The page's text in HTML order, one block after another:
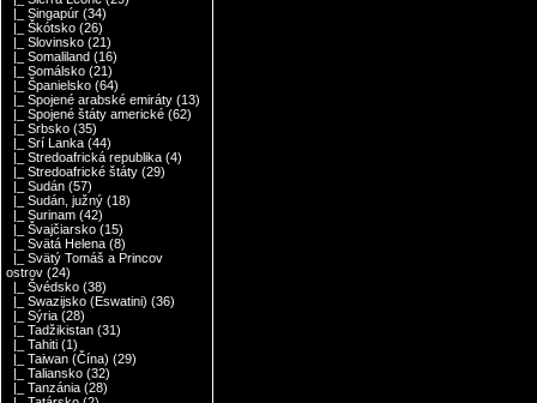
|_ Singapúr (34)
|_ Škótsko (26)
|_ Slovinsko (21)
|_ Somaliland (16)
|_ Somálsko (21)
|_ Španielsko (64)
|_ Spojené arabské emiráty (13)
|_ Spojené štáty americké (62)
|_ Srbsko (35)
|_ Srí Lanka (44)
|_ Stredoafrická republika (4)
|_ Stredoafrické štáty (29)
|_ Sudán (57)
|_ Sudán, južný (18)
|_ Surinam (42)
|_ Švajčiarsko (15)
|_ Svätá Helena (8)
|_ Svätý Tomáš a Princov
ostrov (24)
|_ Švédsko (38)
|_ Swazijsko (Eswatini) (36)
|_ Sýria (28)
|_ Tadžikistan (31)
|_ Tahiti (1)
|_ Taiwan (Čína) (29)
|_ Taliansko (32)
|_ Tanzánia (28)